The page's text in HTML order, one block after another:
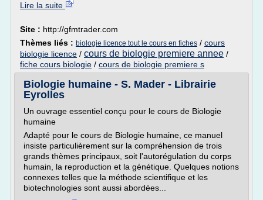
Lire la suite
Site : http://gfmtrader.com
Thèmes liés : biologie licence tout le cours en fiches / cours
biologie licence / cours de biologie premiere annee /
fiche cours biologie / cours de biologie premiere s
Biologie humaine - S. Mader - Librairie
Eyrolles
Un ouvrage essentiel conçu pour le cours de Biologie
humaine
Adapté pour le cours de Biologie humaine, ce manuel
insiste particulièrement sur la compréhension de trois
grands thèmes principaux, soit l'autorégulation du corps
humain, la reproduction et la génétique. Quelques notions
connexes telles que la méthode scientifique et les
biotechnologies sont aussi abordées...